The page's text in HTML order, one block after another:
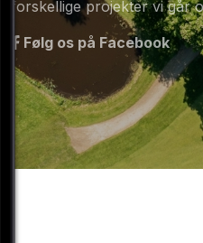
forskellige projekter vi
Følg os på Facebook